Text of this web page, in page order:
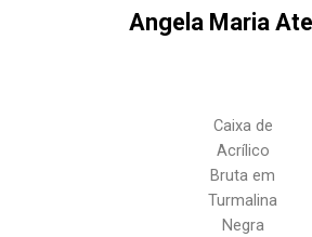
Angela Maria
Caixa de
Acrílico
Bruta em
Turmalina
Negra